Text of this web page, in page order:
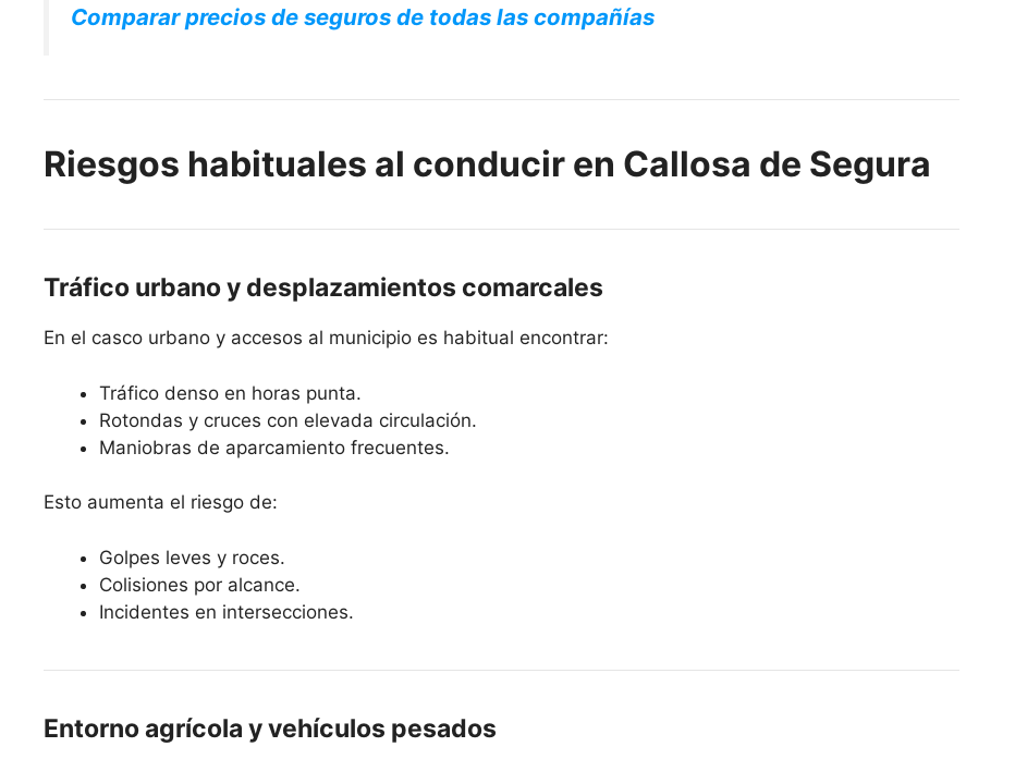
Comparar precios de seguros de todas las compañías
Riesgos habituales al conducir en Callosa de Segura
Tráfico urbano y desplazamientos comarcales
En el casco urbano y accesos al municipio es habitual encontrar:
Tráfico denso en horas punta.
Rotondas y cruces con elevada circulación.
Maniobras de aparcamiento frecuentes.
Esto aumenta el riesgo de:
Golpes leves y roces.
Colisiones por alcance.
Incidentes en intersecciones.
Entorno agrícola y vehículos pesados